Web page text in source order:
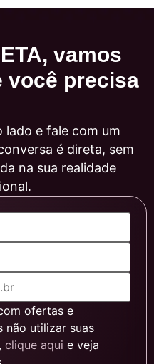
vamos
você precisa
lado e fale com um
é direta, sem
na sua realidade
ofertas e
não utilizar suas
clique aqui e veja